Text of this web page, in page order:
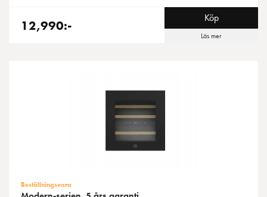
12,990:- Köp
Läs mer
Beställningsvara